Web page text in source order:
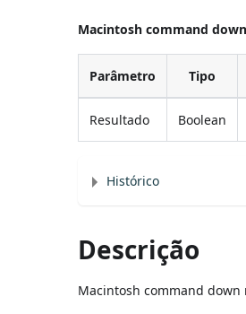
Macintosh command down
Parâmetro Tipo
Resultado Boolean
Histórico
Descrição
Macintosh command down